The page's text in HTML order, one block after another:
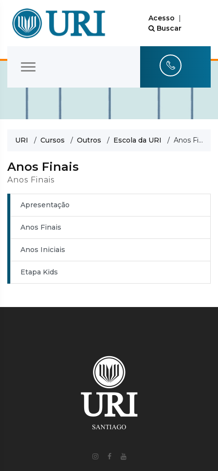
Acesso |
Buscar
URI / Cursos / Outros / Escola da URI / Anos Finais
Anos Finais
Anos Finais
Apresentação
Anos Finais
Anos Iniciais
Etapa Kids